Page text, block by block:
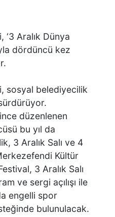
Aralık Dünya
dördüncü kez
sosyal belediyecilik
sürdürüyor.
düzenlenen
bu yıl da
3 Aralık Salı ve 4
Kültür
3 Aralık Salı
ve sergi açılışı ile
engelli spor
bulunulacak.